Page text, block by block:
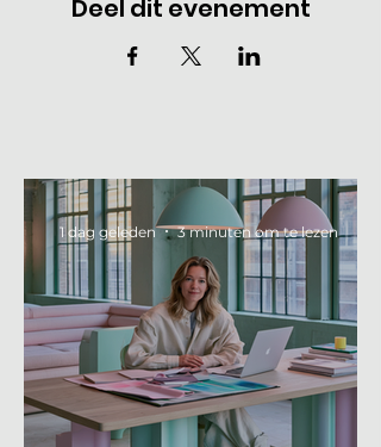
Deel dit evenement
1 dag geleden 3 minuten om te lezen